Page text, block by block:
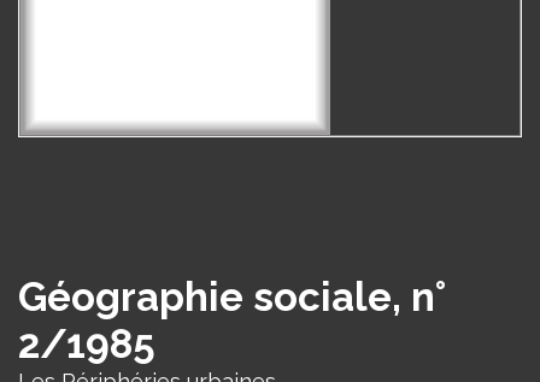
Géographie sociale, n°
2/1985